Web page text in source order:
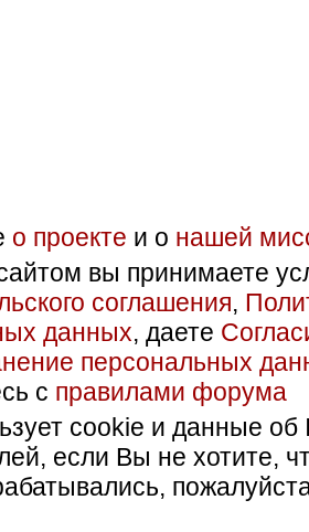
о проекте и о нашей
вы принимаете
соглашения,
данных, даете
персональных
с правилами форума
cookie и данные об
если Вы не хотите,